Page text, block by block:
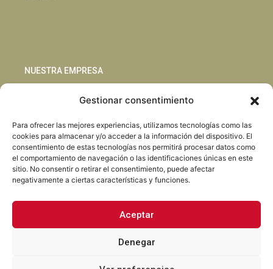
Gestionar consentimiento
Para ofrecer las mejores experiencias, utilizamos tecnologías como las
cookies para almacenar y/o acceder a la información del dispositivo. El
consentimiento de estas tecnologías nos permitirá procesar datos como
el comportamiento de navegación o las identificaciones únicas en este
sitio. No consentir o retirar el consentimiento, puede afectar
negativamente a ciertas características y funciones.
Aceptar
Denegar
NUESTRA EMPRESA
Blog
Habla con nosotros